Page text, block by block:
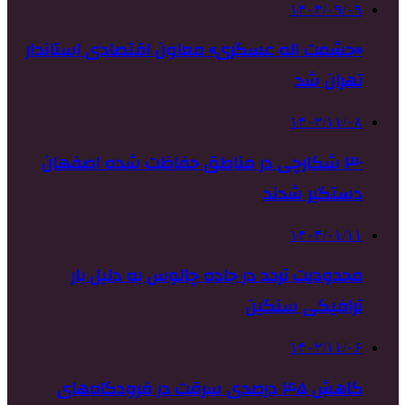
۱۴۰۳/۰۹/۰۹
«حشمت اله عسگری» معاون اقتصادی استاندار
تهران شد
۱۴۰۲/۱۱/۰۸
۳۰ شکارچی در مناطق حفاظت شده اصفهان
دستگیر شدند
۱۴۰۴/۰۱/۱۱
محدودیت تردد در جاده چالوس به دلیل بار
ترافیکی سنگین
۱۴۰۲/۱۱/۰۶
کاهش ۴۵ درصدی سرقت در فرودگاه‌های